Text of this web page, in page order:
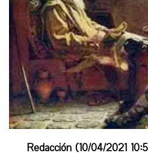
Redacción (10/04/2021